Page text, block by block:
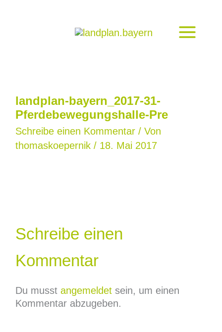
landplan-bayern_2017-31-
Pferdebewegungshalle-Pre
Schreibe einen Kommentar / Von
thomaskoepernik / 18. Mai 2017
Schreibe einen
Kommentar
Du musst angemeldetsein, um einen
Kommentar abzugeben.